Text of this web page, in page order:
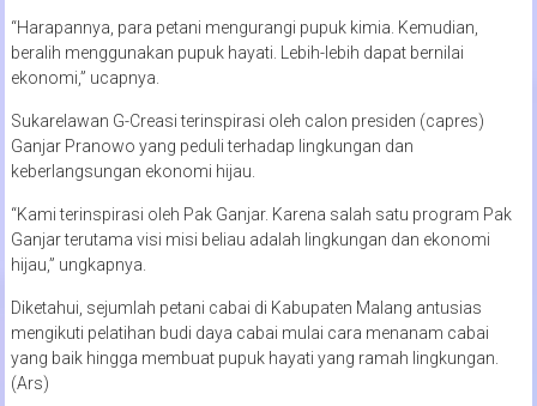
“Harapannya, para petani mengurangi pupuk kimia. Kemudian,
beralih menggunakan pupuk hayati. Lebih-lebih dapat bernilai
ekonomi,” ucapnya.
Sukarelawan G-Creasi terinspirasi oleh calon presiden (capres)
Ganjar Pranowo yang peduli terhadap lingkungan dan
keberlangsungan ekonomi hijau.
“Kami terinspirasi oleh Pak Ganjar. Karena salah satu program Pak
Ganjar terutama visi misi beliau adalah lingkungan dan ekonomi
hijau,” ungkapnya.
Diketahui, sejumlah petani cabai di Kabupaten Malang antusias
mengikuti pelatihan budi daya cabai mulai cara menanam cabai
yang baik hingga membuat pupuk hayati yang ramah lingkungan.
(Ars)